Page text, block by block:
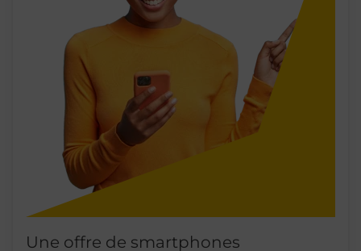
Une offre de smartphones